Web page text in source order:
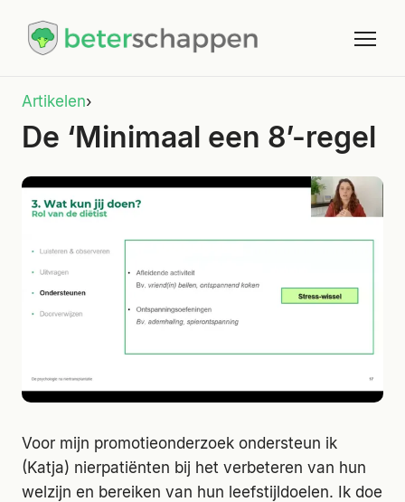
Artikelen›
De ‘Minimaal een 8’-regel
Voor mijn promotieonderzoek ondersteun ik
(Katja) nierpatiënten bij het verbeteren van hun
welzijn en bereiken van hun leefstijldoelen. Ik doe